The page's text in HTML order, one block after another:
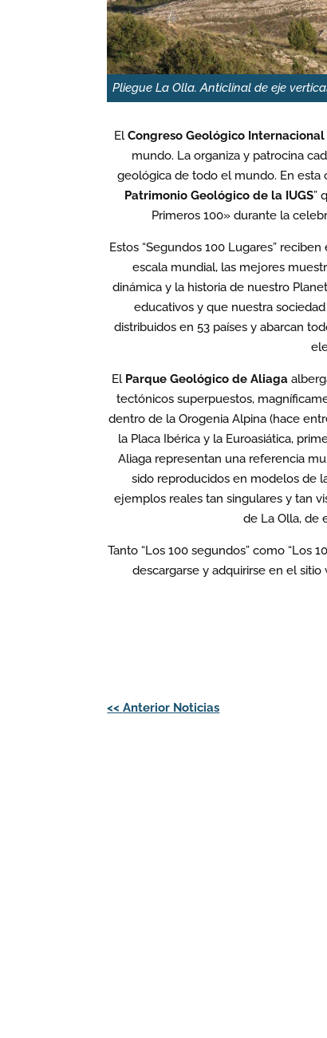
Pliegue La Olla. Anticlinal de eje
ElCongreso Geológico Internacional
mundo. La organiza y patrocina
geológica de todo el mundo. En esta
Patrimonio Geológico de la IUGS”
Primeros 100» durante la
Estos “Segundos 100 Lugares”
escala mundial, las mejores
dinámica y la historia de nuestro
educativos y que nuestra
distribuidos en 53 países y abarcan
El Parque Geológico de Aliaga
tectónicos superpuestos,
dentro de la Orogenia Alpina (hace
la Placa Ibérica y la Euroasiática,
Aliaga representan una referencia
sido reproducidos en modelos de
ejemplos reales tan singulares y tan
de La Olla, de
Tanto “Los 100 segundos” como “Los
descargarse y adquirirse en el
Navegación
<<Anterior Noticias